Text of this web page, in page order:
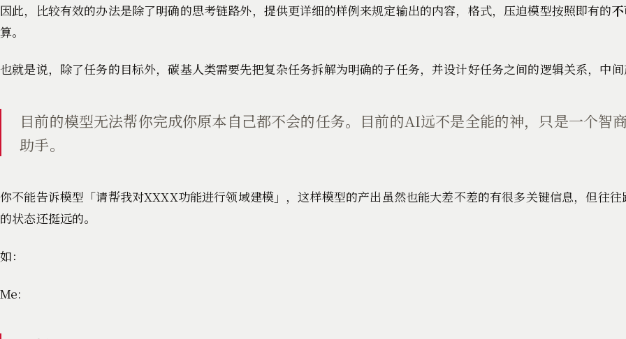
因此，比较有效的办法是除了明确的思考链路外，提供更详细的样例来规定输出的内容，格式，压迫模型按照即有的
算。
也就是说，除了任务的目标外，碳基人类需要先把复杂任务拆解为明确的子任务，并设计好任务之间的逻辑关系，中间
目前的模型无法帮你完成你原本自己都不会的任务。目前的AI远不是全能的神，只是一个智
助手。
你不能告诉模型「请帮我对XXXX功能进行领域建模」，这样模型的产出虽然也能大差不差的有很多关键信息，但往
的状态还挺远的。
如：
Me: